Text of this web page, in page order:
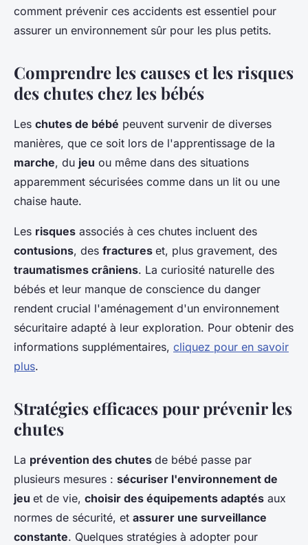
comment prévenir ces accidents est essentiel pour
assurer un environnement sûr pour les plus petits.
Comprendre les causes et les risques
des chutes chez les bébés
Les chutes de bébé peuvent survenir de diverses
manières, que ce soit lors de l'apprentissage de la
marche, du jeu ou même dans des situations
apparemment sécurisées comme dans un lit ou une
chaise haute.
Les risques associés à ces chutes incluent des
contusions, des fractures et, plus gravement, des
traumatismes crâniens. La curiosité naturelle des
bébés et leur manque de conscience du danger
rendent crucial l'aménagement d'un environnement
sécuritaire adapté à leur exploration. Pour obtenir des
informations supplémentaires, cliquez pour en savoir
plus.
Stratégies efficaces pour prévenir les
chutes
La prévention des chutes de bébé passe par
plusieurs mesures : sécuriser l'environnement de
jeu et de vie, choisir des équipements adaptés aux
normes de sécurité, et assurer une surveillance
constante. Quelques stratégies à adopter pour